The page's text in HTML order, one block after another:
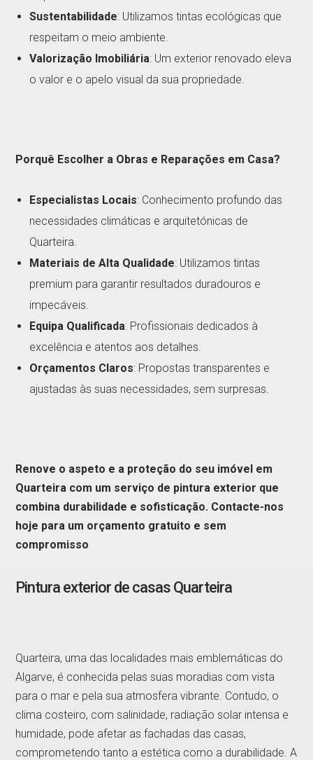
Sustentabilidade: Utilizamos tintas ecológicas que
respeitam o meio ambiente.
Valorização Imobiliária: Um exterior renovado eleva
o valor e o apelo visual da sua propriedade.
Porquê Escolher a Obras e Reparações em Casa?
Especialistas Locais: Conhecimento profundo das
necessidades climáticas e arquitetónicas de
Quarteira.
Materiais de Alta Qualidade: Utilizamos tintas
premium para garantir resultados duradouros e
impecáveis.
Equipa Qualificada: Profissionais dedicados à
excelência e atentos aos detalhes.
Orçamentos Claros: Propostas transparentes e
ajustadas às suas necessidades, sem surpresas.
Renove o aspeto e a proteção do seu imóvel em
Quarteira com um serviço de pintura exterior que
combina durabilidade e sofisticação. Contacte-nos
hoje para um orçamento gratuito e sem
compromisso
Pintura exterior de casas Quarteira
Quarteira, uma das localidades mais emblemáticas do
Algarve, é conhecida pelas suas moradias com vista
para o mar e pela sua atmosfera vibrante. Contudo, o
clima costeiro, com salinidade, radiação solar intensa e
humidade, pode afetar as fachadas das casas,
comprometendo tanto a estética como a durabilidade. A